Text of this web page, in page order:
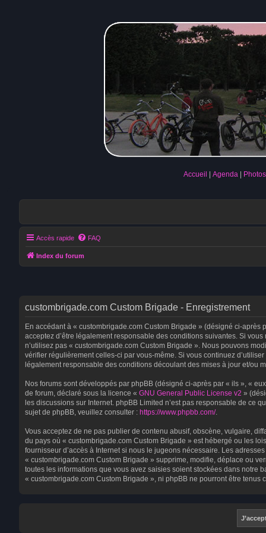
Accueil Agenda Photos
Accès rapide FAQ
Index du forum
custombrigade.com Custom Brigade - Enregistrement
En accédant à « custombrigade.com Custom Brigade » (désigné ci-
acceptez d’être légalement responsable des conditions suivantes. Si
n’utilisez pas « custombrigade.com Custom Brigade ». Nous pouvons
vérifier régulièrement celles-ci par vous-même. Si vous continuez
légalement responsable des conditions découlant des mises à jour et/ou
Nos forums sont développés par phpBB (désigné ci-après par « ils », «
de forum, déclaré sous la licence « GNU General Public License v2 »
les discussions sur Internet. phpBB Limited n’est pas responsable de ce
sujet de phpBB, veuillez consulter : https://www.phpbb.com/.
Vous acceptez de ne pas publier de contenu abusif, obscène, vulgaire,
du pays où « custombrigade.com Custom Brigade » est hébergé ou les
fournisseur d’accès à Internet si nous le jugeons nécessaire. Les
« custombrigade.com Custom Brigade » supprime, modifie, déplace ou
toutes les informations que vous avez saisies soient stockées dans notre
« custombrigade.com Custom Brigade », ni phpBB ne pourront être